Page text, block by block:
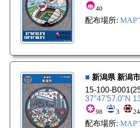
40
配布場所: MAP
■ 新潟県 新潟市
15-100-B001
37°47'57.0"N
98 3 24
配布場所: MAP